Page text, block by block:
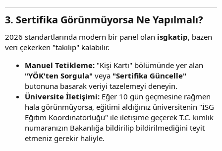
3. Sertifika Görünmüyorsa Ne Yapılmalı?​
2026 standartlarında modern bir panel olan isgkatip, bazen
veri çekerken "takılıp" kalabilir.
Manuel Tetikleme: "Kişi Kartı" bölümünde yer alan
"YÖK'ten Sorgula" veya "Sertifika Güncelle"
butonuna basarak veriyi tazelemeyi deneyin.
Üniversite İletişimi: Eğer 10 gün geçmesine rağmen
hala görünmüyorsa, eğitimi aldığınız üniversitenin "İSG
Eğitim Koordinatörlüğü" ile iletişime geçerek T.C. kimlik
numaranızın Bakanlığa bildirilip bildirilmediğini teyit
etmeniz gerekir haliyle.